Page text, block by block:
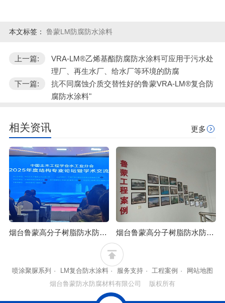
本文标签： 鲁蒙LM防腐防水涂料
上一篇:
VRA-LM®乙烯基酯防腐防水涂料可应用于污水处
理厂、再生水厂、给水厂等环境的防腐
下一篇:
抗不同腐蚀介质交替性好的鲁蒙VRA-LM®复合防
腐防水涂料"
相关资讯 更多
烟台鲁蒙高分子树脂防水防腐涂料可应用于石油化工行业 烟台鲁蒙高分子树脂防水防腐涂料可防止混凝土浒苔附着
喷涂聚脲系列 · LM复合防水涂料 · 服务支持 · 工程案例 ·
网站地图
烟台鲁蒙防水防腐材料有限公司 版权所有